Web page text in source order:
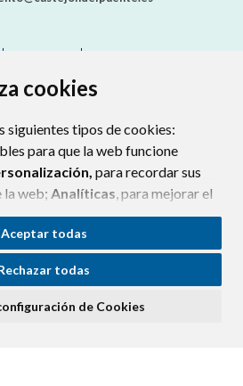
cookies
siguientes tipos de cookies:
para que la web funcione
para recordar sus
la web; Analíticas, para mejorar el
y sus servicios.
“Aceptar todas”
su uso. Si pulsa el botón
las cookies técnicas
Aceptar todas
todas
de Cookies
DATOS
DE COOKIES